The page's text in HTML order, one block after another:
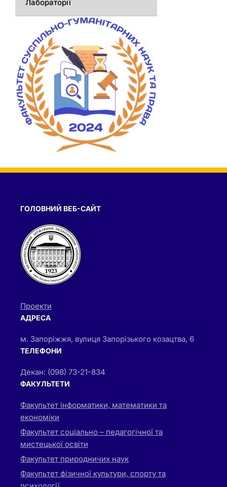
Лабораторії
ГОЛОВНИЙ ВЕБ-САЙТ
Проекти
АДРЕСА
м. Запоріжжя, вулиця Запорізького козацтва, 6
ТЕЛЕФОНИ
Декан: (098) 73-21-834
ФАКУЛЬТЕТИ
Факультет інформатики, математики та
економіки
Факультет соціально – педагогічної та
мистецької освіти
Факультет природничих наук
Факультет фізичної культури, спорту та